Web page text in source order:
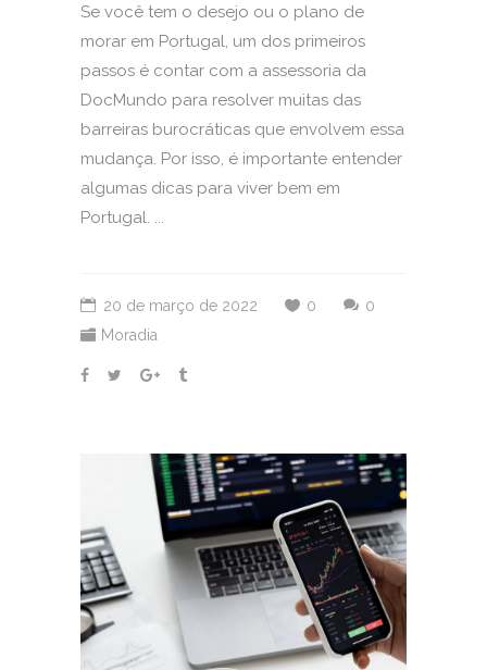
Se você tem o desejo ou o plano de
morar em Portugal, um dos primeiros
passos é contar com a assessoria da
DocMundo para resolver muitas das
barreiras burocráticas que envolvem essa
mudança. Por isso, é importante entender
algumas dicas para viver bem em
Portugal. ...
20 de março de 2022 0
0
Moradia